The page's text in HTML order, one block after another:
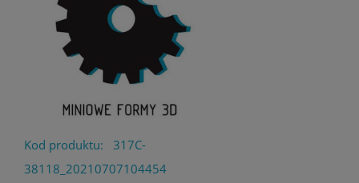
Kod produktu:
317C-
38118_20210707104454